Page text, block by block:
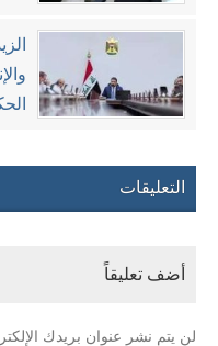
التعليقات
أضف تعليقاً
لن يتم نشر عنوان بريدك